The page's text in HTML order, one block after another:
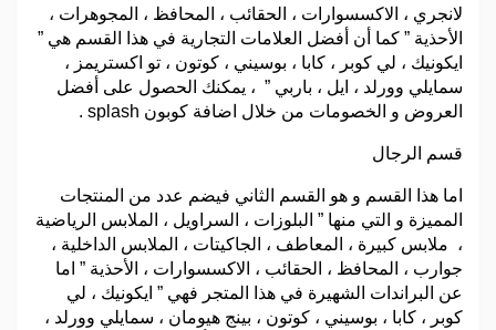
لانجري ، الاكسسوارات ، الحقائب ، المحافظ ، المجوهرات ،
الأحذية ” كما أن أفضل العلامات التجارية في هذا القسم هي ”
ايكونيك ، لي كوبر ، كابا ، بوسيني ، كوتون ، تو اكستريمز ،
سمايلي وورلد ، ايل ، باربي ” ، يمكنك الحصول على أفضل
العروض و الخصومات من خلال اضافة كوبون splash .
قسم الرجال
اما هذا القسم و هو القسم الثاني فيضم عدد من المنتجات
المميزة و التي منها ” البلوزات ، السراويل ، الملابس الرياضية
، ملابس كبيرة ، المعاطف ، الجاكيتات ، الملابس الداخلية ،
جوارب ، المحافظ ، الحقائب ، الاكسسوارات ، الأحذية ” اما
عن البراندات الشهيرة في هذا المتجر فهي ” ايكونيك ، لي
كوبر ، كابا ، بوسيني ، كوتون ، بينج هيومان ، سمايلي وورلد ،